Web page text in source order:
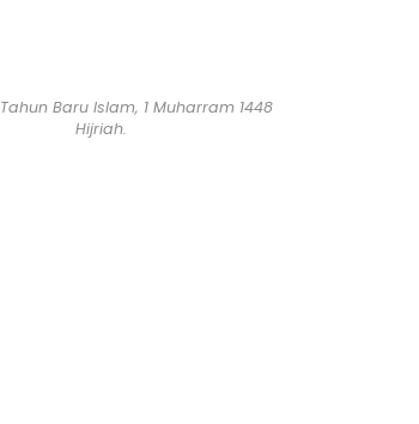
Baru Islam, 1 Muharram 1448
Hijriah.